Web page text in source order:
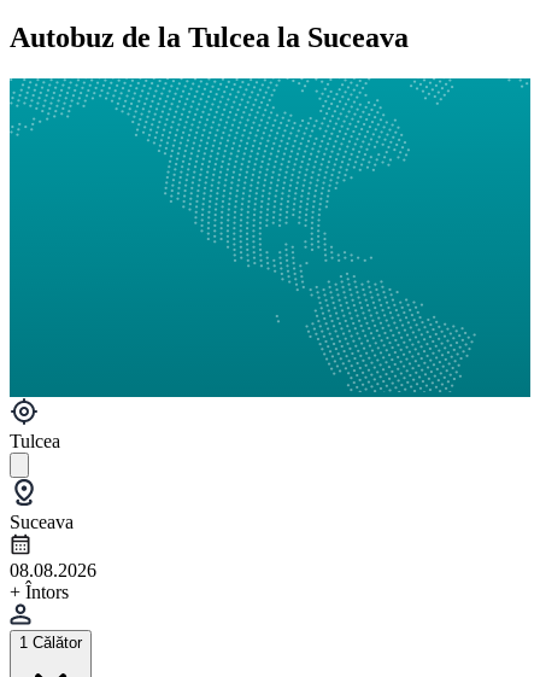
Autobuz de la Tulcea la Suceava
Tulcea
Suceava
08.08.2026
+ Întors
1 Călător